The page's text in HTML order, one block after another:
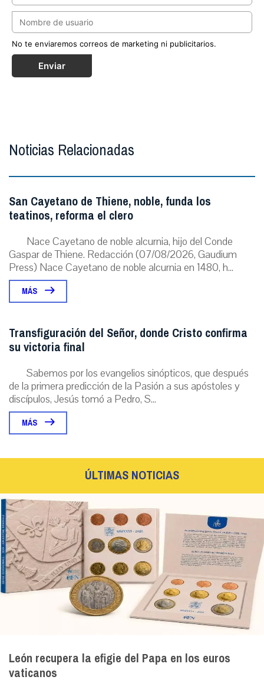
No te enviaremos correos de marketing ni publicitarios.
Enviar
Noticias Relacionadas
San Cayetano de Thiene, noble, funda los
teatinos, reforma el clero
Nace Cayetano de noble alcurnia, hijo del Conde
Gaspar de Thiene. Redacción (07/08/2026, Gaudium
Press) Nace Cayetano de noble alcurnia en 1480, h...
MÁS
Transfiguración del Señor, donde Cristo confirma
su victoria final
Sabemos por los evangelios sinópticos, que después
de la primera predicción de la Pasión a sus apóstoles y
discípulos, Jesús tomó a Pedro, S...
MÁS
ÚLTIMAS NOTICIAS
León recupera la efigie del Papa en los euros
vaticanos